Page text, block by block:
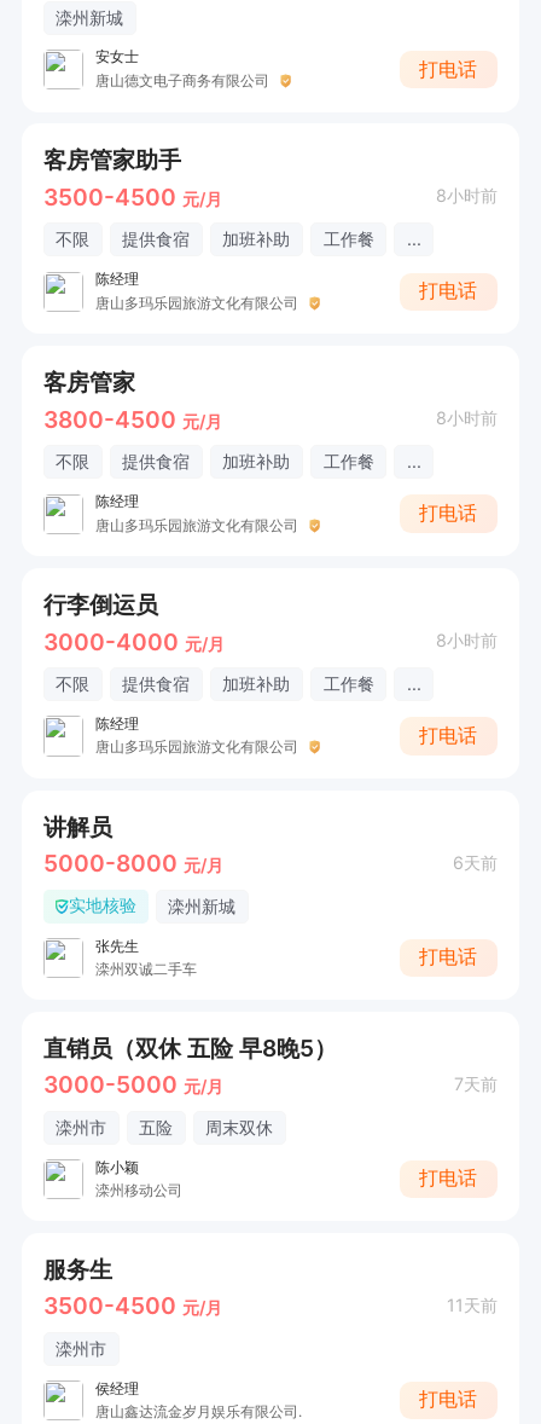
滦州新城
安女士
唐山德文电子商务有限公司
打电话
客房管家助手
3500-4500 元/月 8小时前
不限 提供食宿 加班补助 工作餐 ...
陈经理
唐山多玛乐园旅游文化有限公司
打电话
客房管家
3800-4500 元/月 8小时前
不限 提供食宿 加班补助 工作餐 ...
陈经理
唐山多玛乐园旅游文化有限公司
打电话
行李倒运员
3000-4000 元/月 8小时前
不限 提供食宿 加班补助 工作餐 ...
陈经理
唐山多玛乐园旅游文化有限公司
打电话
讲解员
5000-8000 元/月 6天前
实地核验 滦州新城
张先生
滦州双诚二手车
打电话
直销员（双休 五险 早8晚5）
3000-5000 元/月 7天前
滦州市 五险 周末双休
陈小颖
滦州移动公司
打电话
服务生
3500-4500 元/月 11天前
滦州市
侯经理
唐山鑫达流金岁月娱乐有限公司.
打电话